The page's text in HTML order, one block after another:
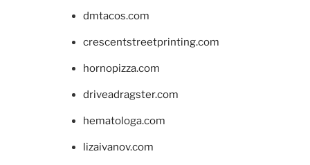
dmtacos.com
crescentstreetprinting.com
hornopizza.com
driveadragster.com
hematologa.com
lizaivanov.com